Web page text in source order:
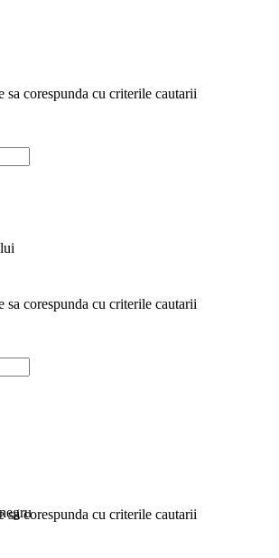
sa corespunda cu criterile cautarii
sa corespunda cu criterile cautarii
sa corespunda cu criterile cautarii